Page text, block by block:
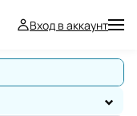
Вход в аккаунт